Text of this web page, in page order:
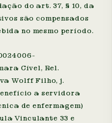
do art. 37, § 10, da
são compensados
no mesmo período.
Cível, Rel.
Wolff Filho, j.
a servidora
de enfermagem)
Vinculante 33 e